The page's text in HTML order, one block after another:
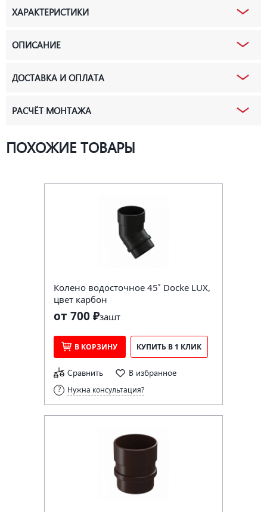
ХАРАКТЕРИСТИКИ
ОПИСАНИЕ
ДОСТАВКА И ОПЛАТА
РАСЧЁТ МОНТАЖА
ПОХОЖИЕ ТОВАРЫ
Колено водосточное 45˚ Docke LUX,
цвет карбон
от 700 ₽зашт
В КОРЗИНУ КУПИТЬ В 1 КЛИК
Сравнить В избранное
Нужна консультация?